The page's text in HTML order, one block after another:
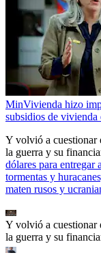
MinVivienda hizo
subsidios de vivienda
Y volvió a cuestionar
la guerra y su
dólares para entregar
tormentas y
maten rusos y
Y volvió a cuestionar
la guerra y su